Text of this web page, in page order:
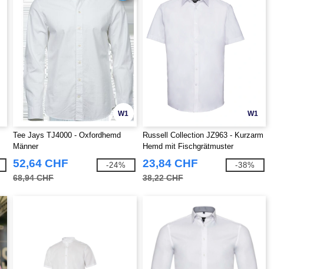
W1
Tee Jays TJ4000 - Oxfordhemd
Männer
52,64 CHF
68,94 CHF
-24%
W1
Russell Collection JZ963 - Kurzarm
Hemd mit Fischgrätmuster
23,84 CHF
38,22 CHF
-38%